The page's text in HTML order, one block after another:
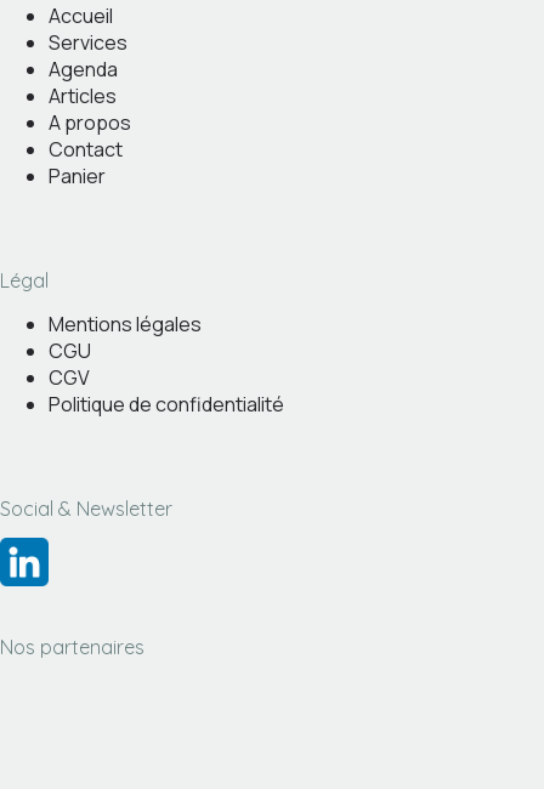
Accueil
Services
Agenda
Articles
A propos
Contact
Panier
Légal
Mentions légales
CGU
CGV
Politique de confidentialité
Social & Newsletter
Nos partenaires